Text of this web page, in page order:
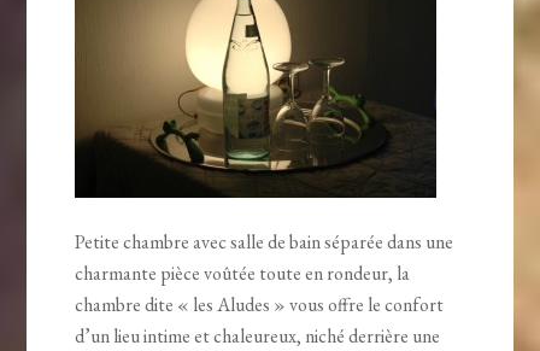
Petite chambre avec salle de bain séparée dans une
charmante pièce voûtée toute en rondeur, la
chambre dite « les Aludes » vous offre le confort
d’un lieu intime et chaleureux, niché derrière une